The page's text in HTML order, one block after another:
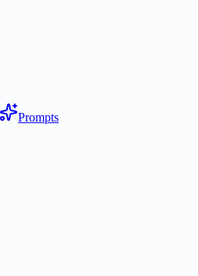
Prompts